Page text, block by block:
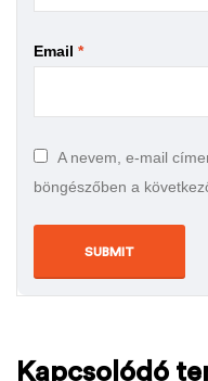
Email *
A nevem, e-mail
böngészőben a
Kapcsolódó